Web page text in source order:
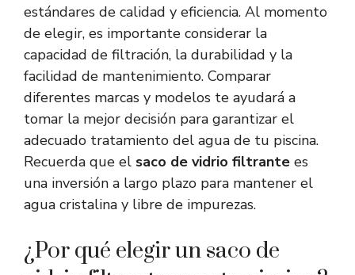
estándares de calidad y eficiencia. Al momento
de elegir, es importante considerar la
capacidad de filtración, la durabilidad y la
facilidad de mantenimiento. Comparar
diferentes marcas y modelos te ayudará a
tomar la mejor decisión para garantizar el
adecuado tratamiento del agua de tu piscina.
Recuerda que el saco de vidrio filtrante es
una inversión a largo plazo para mantener el
agua cristalina y libre de impurezas.
¿Por qué elegir un saco de